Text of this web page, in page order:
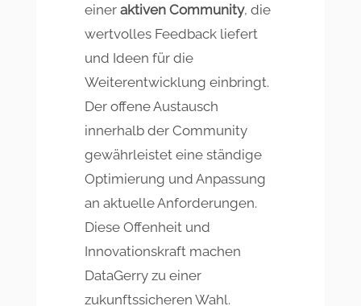
einer aktiven Community, die
wertvolles Feedback liefert
und Ideen für die
Weiterentwicklung einbringt.
Der offene Austausch
innerhalb der Community
gewährleistet eine ständige
Optimierung und Anpassung
an aktuelle Anforderungen.
Diese Offenheit und
Innovationskraft machen
DataGerry zu einer
zukunftssicheren Wahl.